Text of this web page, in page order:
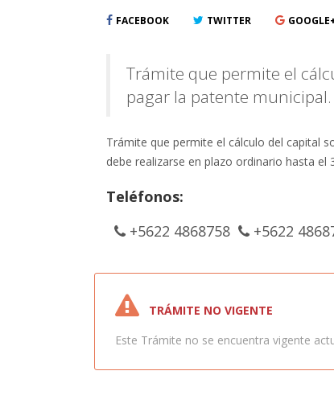
FACEBOOK TWITTER
Trámite que permite el
pagar la patente municipal.
Trámite que permite el cálculo del capital
debe realizarse en plazo ordinario hasta el
Teléfonos:
+5622 4868758
+5622
TRÁMITE NO VIGENTE
Este Trámite no se encuentra vigente